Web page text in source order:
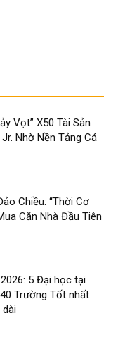
Vọt” X50 Tài Sản
Nhờ Nền Tảng Cá
Chiều: “Thời Cơ
Căn Nhà Đầu Tiên
5 Đại học tại
Trường Tốt nhất